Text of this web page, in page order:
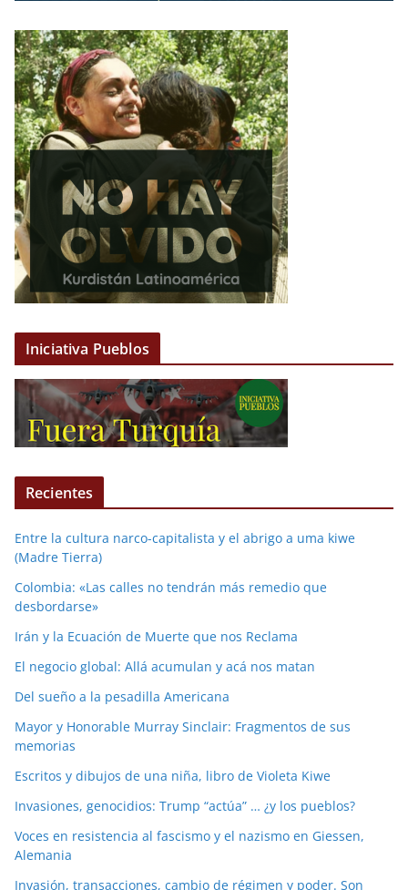
Iniciativa Pueblos
Recientes
Entre la cultura narco-capitalista y el abrigo a uma kiwe
(Madre Tierra)
Colombia: «Las calles no tendrán más remedio que
desbordarse»
Irán y la Ecuación de Muerte que nos Reclama
El negocio global: Allá acumulan y acá nos matan
Del sueño a la pesadilla Americana
Mayor y Honorable Murray Sinclair: Fragmentos de sus
memorias
Escritos y dibujos de una niña, libro de Violeta Kiwe
Invasiones, genocidios: Trump “actúa” … ¿y los pueblos?
Voces en resistencia al fascismo y el nazismo en Giessen,
Alemania
Invasión, transacciones, cambio de régimen y poder. Son